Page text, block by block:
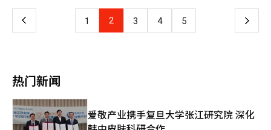
开发全球资金管理和支付基础设施，考虑引入存款代币结构。尽管
区块链与传统金融的结合正在进入实际服务阶段，但实现商业化仍
争力。Dunamu的此次合作标志着区块链从技术应用向金融基础设
的转变。
CrossHub的认证解决方案和支付系统的结合，学生将逐步能够使
用一个数字ID处理出入、行政服务和支付等多种功能。项目规模引
可能成为未来的标准模型。项目由国内系统公司大洋CIS合作进
行。CrossHub负责区块链软件和认证基础设施建设，大洋CIS提供
IoT终端、出入设备、综合管理系统等现场运营所需的硬件。通过
这种“软硬件一体化”运营结构，确保系统的稳定性和扩展性。越
南地方政府的政策支持也在推动项目进行。岘港市在CrossHub设
上 1 2 3 4 5 下
热门新闻
爱敬产业携手复旦大学张江研究院 深化